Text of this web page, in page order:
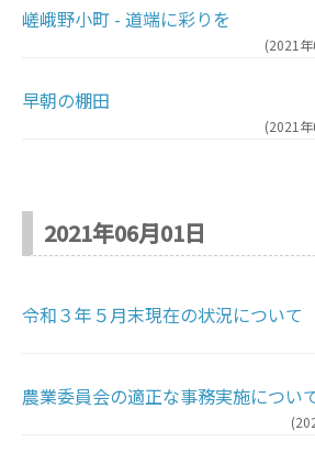
嵯峨野小町 - 道端に彩りを
(2021
早朝の棚田
(2021
2021年06月01日
令和３年５月末現在の状況について
農業委員会の適正な事務実施につい
(